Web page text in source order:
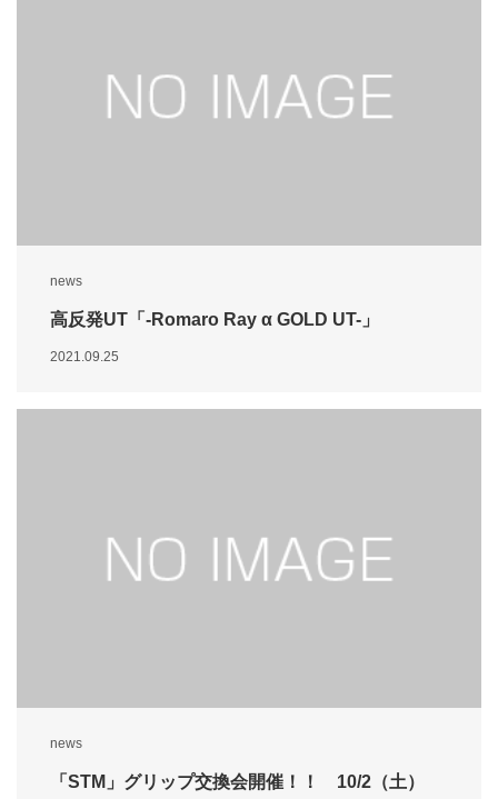
news
高反発UT「-Romaro Ray α GOLD UT-」
2021.09.25
news
「STM」グリップ交換会開催！！ 10/2（土）